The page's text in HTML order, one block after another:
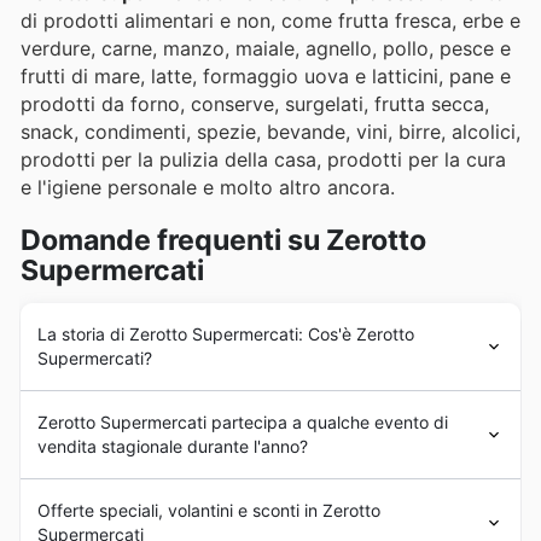
di prodotti alimentari e non, come frutta fresca, erbe e
verdure, carne, manzo, maiale, agnello, pollo, pesce e
frutti di mare, latte, formaggio uova e latticini, pane e
prodotti da forno, conserve, surgelati, frutta secca,
snack, condimenti, spezie, bevande, vini, birre, alcolici,
prodotti per la pulizia della casa, prodotti per la cura
e l'igiene personale e molto altro ancora.
Domande frequenti su Zerotto
Supermercati
La storia di Zerotto Supermercati: Cos'è Zerotto
Supermercati?
Fin dall'inizio,Zerotto Supermercatiha puntato a
fornire ai propri clienti un ampio assortimento di prodotti
freschi e di alta qualità, principalmente nella regione di
Caserta. Negli anni successivi,Zerotto Supermercati
ha subito un forte processo di espansione commerciale
Zerotto Supermercati partecipa a qualche evento di
vendita stagionale durante l'anno?
principalipromozioni stagionalieofferte settimanali
Offerte speciali, volantini e sconti in Zerotto
Supermercati